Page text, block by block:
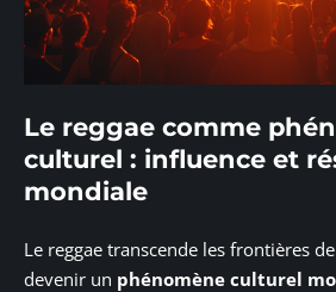
Le reggae comme
culturel : influence et
mondiale
Le reggae transcende les frontières
devenir un phénomène culturel